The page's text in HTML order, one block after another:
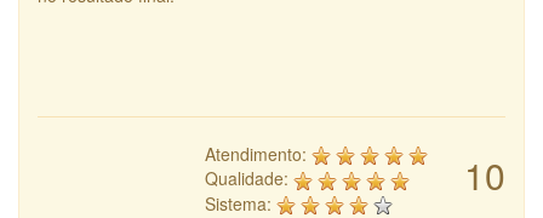
10
Atendimento:
Qualidade:
Sistema: